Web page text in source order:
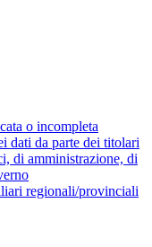
o incompleta
dati da parte dei titolari
di amministrazione, di
regionali/provinciali